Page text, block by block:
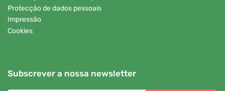
Protecção de dados pessoais
Impressão
Cookies
Subscrever a nossa newsletter